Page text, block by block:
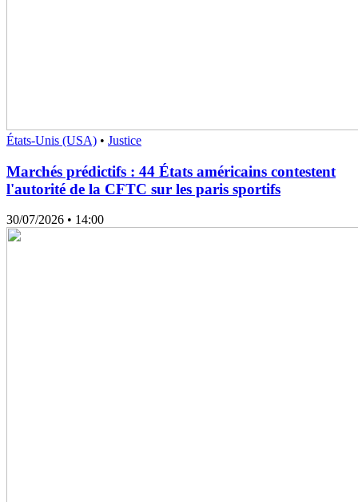
États-Unis (USA) • Justice
Marchés prédictifs : 44 États américains contestent
l'autorité de la CFTC sur les paris sportifs
30/07/2026 • 14:00